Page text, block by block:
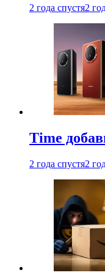
2 года спустя2
Time
2 года спустя2